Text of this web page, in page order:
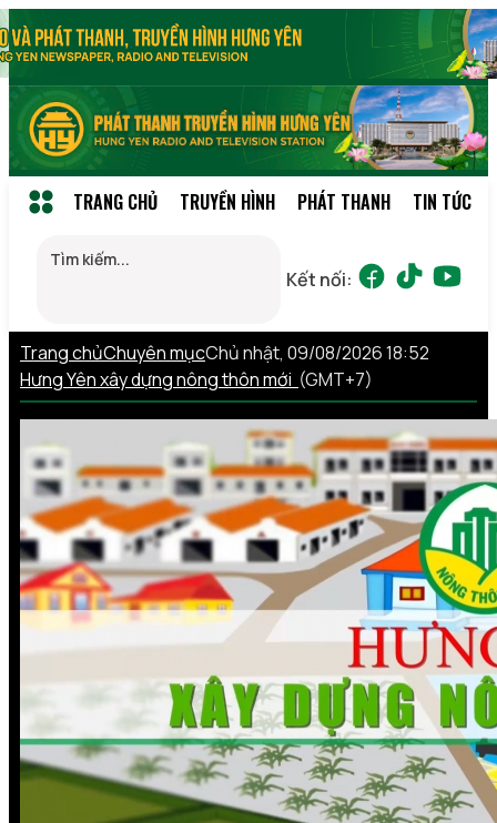
TRANG CHỦ TRUYỀN HÌNH PHÁT THANH TIN TỨC
Kết nối:
Trang chủChuyên mục
Hưng Yên xây dựng nông thôn mới
Chủ nhật, 09/08/2026 18:52
(GMT+7)